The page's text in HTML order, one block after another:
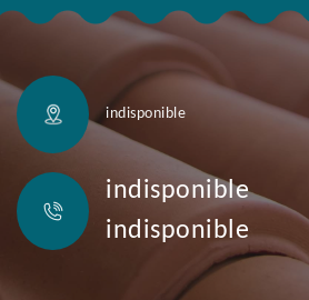
indisponible
indisponible
indisponible